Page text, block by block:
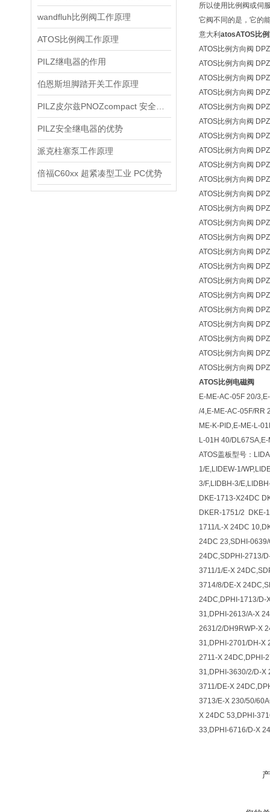
wandfluh比例阀工作原理
ATOS比例阀工作原理
PILZ继电器的作用
伯恩斯坦脚踏开关工作原理
PILZ安全继电器的优势
派克柱塞泵工作原理
倍福C60xx 超紧凑型工业 PC优势
所以使用比例阀或伺
它阀不同的是，它的
意大利 atosATOS比
ATOS比例方向阀
ATOS比例方向阀
ATOS比例方向阀
ATOS比例方向阀
ATOS比例方向阀
ATOS比例方向阀
ATOS比例方向阀
ATOS比例方向阀
ATOS比例方向阀
ATOS比例方向阀
ATOS比例方向阀
ATOS比例方向阀
ATOS比例方向阀
ATOS比例方向阀
ATOS比例方向阀
ATOS比例方向阀
ATOS比例方向阀
ATOS比例方向阀
ATOS比例方向阀
ATOS比例方向阀
ATOS比例方向阀
ATOS比例方向阀
ATOS比例方向阀
ATOS比例电磁阀
E-ME-AC-05F 20/
/4,E-ME-AC-05F/RR
ME-K-PID,E-ME-L-
L-01H 40/
ATOS盖板型号：
1/E,LIDEW-1/
3/F,LIDBH-3/
DKE-1713-X24DC
DKER-1751/2 DKE-
1711/L-X 24DC
24DC 23,SDHI-
24DC,SDPHI-2713/
3711/1/E-X
3714/8/DE-X
24DC,DPHI-1713/D-
31,DPHI-2613/A-X
2631/2/DH9RWP-X
31,DPHI-2701/DH-X
2711-X 24DC,DPHI-
31,DPHI-3630/2/D-X
3711/DE-X
3713/E-X 230/50/
X 24DC 53,DPHI-
33,DPHI-6716/D-X